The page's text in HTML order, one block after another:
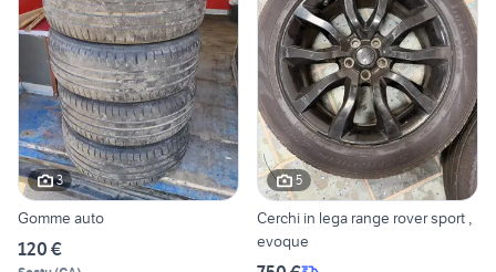
3
Gomme auto
120 €
5
Cerchi in lega range rover sport ,
evoque